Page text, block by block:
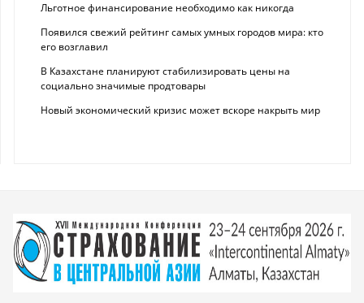
Льготное финансирование необходимо как никогда
Появился свежий рейтинг самых умных городов мира: кто
его возглавил
В Казахстане планируют стабилизировать цены на
социально значимые продтовары
Новый экономический кризис может вскоре накрыть мир